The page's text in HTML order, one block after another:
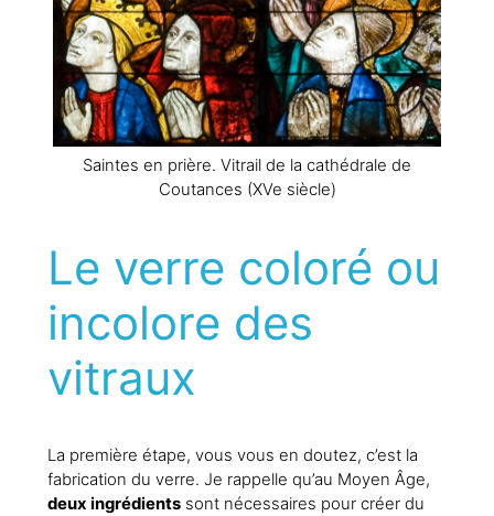
Saintes en prière. Vitrail de la cathédrale de
Coutances (XVe siècle)
Le verre coloré ou
incolore des
vitraux
La première étape, vous vous en doutez, c’est la
fabrication du verre. Je rappelle qu’au Moyen Âge,
deux ingrédientssont nécessaires pour créer du